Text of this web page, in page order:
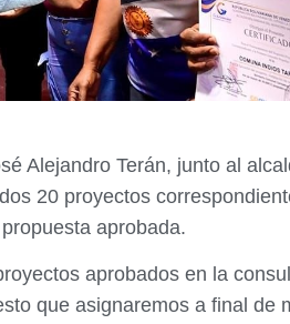
Alejandro Terán, junto al
20 proyectos
aprobada.
aprobados en la
que asignaremos a final